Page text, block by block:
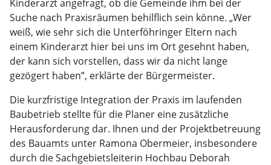
Kinderarzt angefragt, ob die Gemeinde ihm bei der
Suche nach Praxisräumen behilflich sein könne. „Wer
weiß, wie sehr sich die Unterföhringer Eltern nach
einem Kinderarzt hier bei uns im Ort gesehnt haben,
der kann sich vorstellen, dass wir da nicht lange
gezögert haben”, erklärte der Bürgermeister.
Die kurzfristige Integration der Praxis im laufenden
Baubetrieb stellte für die Planer eine zusätzliche
Herausforderung dar. Ihnen und der Projektbetreuung
des Bauamts unter Ramona Obermeier, insbesondere
durch die Sachgebietsleiterin Hochbau Deborah